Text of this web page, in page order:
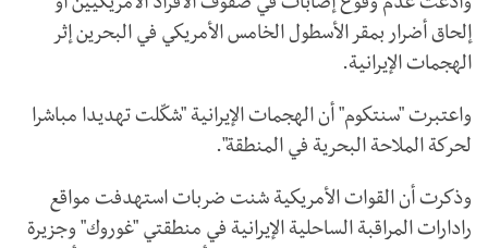
وادعت عدم وقوع إصابات في صفوف الأفراد الأمريكيين أو
إلحاق أضرار بمقر الأسطول الخامس الأمريكي في البحرين إثر
الهجمات الإيرانية.
واعتبرت "سنتكوم" أن الهجمات الإيرانية "شكّلت تهديدا مباشرا
لحركة الملاحة البحرية في المنطقة".
وذكرت أن القوات الأمريكية شنت ضربات استهدفت مواقع
رادارات المراقبة الساحلية الإيرانية في منطقتي "غوروك" وجزيرة